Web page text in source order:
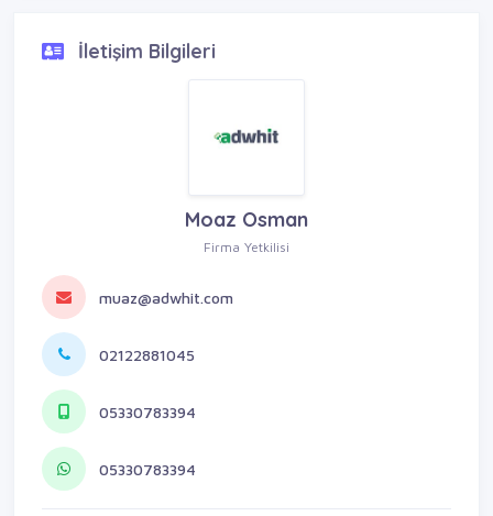
İletişim Bilgileri
Moaz Osman
Firma Yetkilisi
muaz@adwhit.com
02122881045
05330783394
05330783394